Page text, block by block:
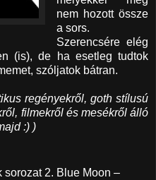
nem hozott össze
a sors.
Szerencsére elég
(is), de ha esetleg tudtok
szóljatok bátran.
regényekről, goth stílusú
filmekről és mesékről álló
:) )
2. Blue Moon –